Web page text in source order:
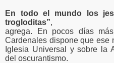
En todo el mundo los
trogloditas”,
agrega. En pocos días
Cardenales dispone que ese
Iglesia Universal y sobre la
del oscurantismo.